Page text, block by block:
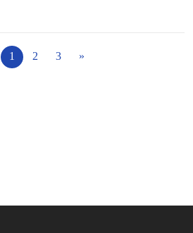
1 2 3 »